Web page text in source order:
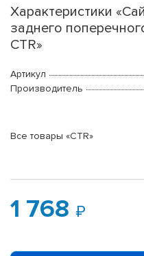
Характеристики
заднего
CTR»
Артикул
Производитель
Все товары «CTR»
1 768